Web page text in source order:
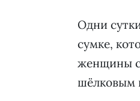
Одни
сумке,
женщины
шёлковым